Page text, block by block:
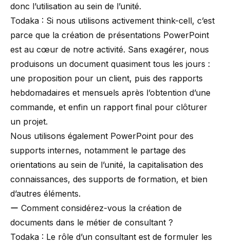
donc l’utilisation au sein de l’unité.
Todaka : Si nous utilisons activement think-cell, c’est
parce que la création de présentations PowerPoint
est au cœur de notre activité. Sans exagérer, nous
produisons un document quasiment tous les jours :
une proposition pour un client, puis des rapports
hebdomadaires et mensuels après l’obtention d’une
commande, et enfin un rapport final pour clôturer
un projet.
Nous utilisons également PowerPoint pour des
supports internes, notamment le partage des
orientations au sein de l’unité, la capitalisation des
connaissances, des supports de formation, et bien
d’autres éléments.
ー Comment considérez-vous la création de
documents dans le métier de consultant ?
Todaka : Le rôle d’un consultant est de formuler les